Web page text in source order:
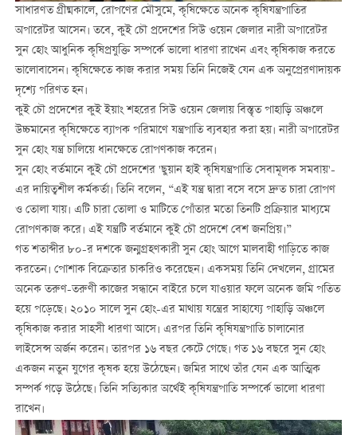
সাধারণত গ্রীষ্মকালে, রোপণের মৌসুমে, কৃষিক্ষেতে অনেক কৃষিযন্ত্রপাতির
অপারেটর আসেন। তবে, কুই চৌ প্রদেশের সিউ ওয়েন জেলার নারী অপারেটর
সুন হোং আধুনিক কৃষিপ্রযুক্তি সম্পর্কে ভালো ধারণা রাখেন এবং কৃষিকাজ করতে
ভালোবাসেন। কৃষিক্ষেতে কাজ করার সময় তিনি নিজেই যেন এক অনুপ্রেরণাদায়ক
দৃশ্যে পরিণত হন।
কুই চৌ প্রদেশের কুই ইয়াং শহরের সিউ ওয়েন জেলায় বিস্তৃত পাহাড়ি অঞ্চলে
উচ্চমানের কৃষিক্ষেতে ব্যাপক পরিমাণে যন্ত্রপাতি ব্যবহার করা হয়। নারী অপারেটর
সুন হোং যন্ত্র চালিয়ে ধানক্ষেতে রোপণকাজ করেন।
সুন হোং বর্তমানে কুই চৌ প্রদেশের 'ছুয়ান হাই কৃষিযন্ত্রপাতি সেবামূলক সমবায়'-
এর দায়িত্বশীল কর্মকর্তা। তিনি বলেন, “এই যন্ত্র দ্বারা বসে বসে দ্রুত চারা রোপণ
ও তোলা যায়। এটি চারা তোলা ও মাটিতে পোঁতার মতো তিনটি প্রক্রিয়ার মাধ্যমে
রোপণকাজ করে। এই যন্ত্রটি বর্তমানে কুই চৌ প্রদেশে বেশ জনপ্রিয়।”
গত শতাব্দীর ৮০-র দশকে জন্মগ্রহণকারী সুন হোং আগে মালবাহী গাড়িতে কাজ
করতেন। পোশাক বিক্রেতার চাকরিও করেছেন। একসময় তিনি দেখলেন, গ্রামের
অনেক তরুণ-তরুণী কাজের সন্ধানে বাইরে চলে যাওয়ার ফলে অনেক জমি পতিত
হয়ে পড়েছে। ২০১০ সালে সুন হোং-এর মাথায় যন্ত্রের সাহায্যে পাহাড়ি অঞ্চলে
কৃষিকাজ করার সাহসী ধারণা আসে। এরপর তিনি কৃষিযন্ত্রপাতি চালানোর
লাইসেন্স অর্জন করেন। তারপর ১৬ বছর কেটে গেছে। গত ১৬ বছরে সুন হোং
একজন নতুন যুগের কৃষক হয়ে উঠেছেন। জমির সাথে তাঁর যেন এক আত্মিক
সম্পর্ক গড়ে উঠেছে। তিনি সত্যিকার অর্থেই কৃষিযন্ত্রপাতি সম্পর্কে ভালো ধারণা
রাখেন।